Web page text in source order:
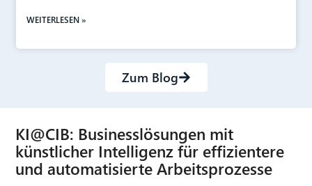
WEITERLESEN »
Zum Blog
KI@CIB: Businesslösungen mit
künstlicher Intelligenz für effizientere
und automatisierte Arbeitsprozesse